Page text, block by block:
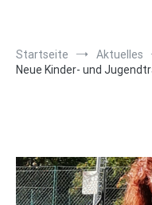
Startseite
Aktuelles
Neue Kinder- und